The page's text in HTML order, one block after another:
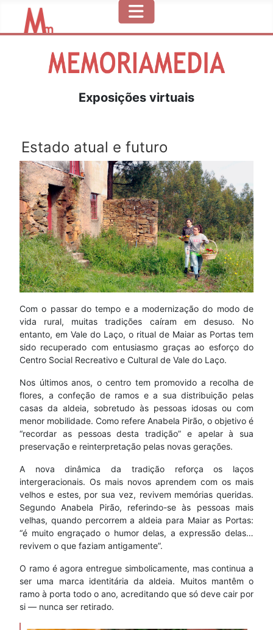
Exposições virtuais
Estado atual e futuro
Com o passar do tempo e a modernização do modo de
vida rural, muitas tradições caíram em desuso. No
entanto, em Vale do Laço, o ritual de Maiar as Portas tem
sido recuperado com entusiasmo graças ao esforço do
Centro Social Recreativo e Cultural de Vale do Laço.
Nos últimos anos, o centro tem promovido a recolha de
flores, a confeção de ramos e a sua distribuição pelas
casas da aldeia, sobretudo às pessoas idosas ou com
menor mobilidade. Como refere Anabela Pirão, o objetivo é
“recordar as pessoas desta tradição” e apelar à sua
preservação e reinterpretação pelas novas gerações.
A nova dinâmica da tradição reforça os laços
intergeracionais. Os mais novos aprendem com os mais
velhos e estes, por sua vez, revivem memórias queridas.
Segundo Anabela Pirão, referindo-se às pessoas mais
velhas, quando percorrem a aldeia para Maiar as Portas:
“é muito engraçado o humor delas, a expressão delas…
revivem o que faziam antigamente”.
O ramo é agora entregue simbolicamente, mas continua a
ser uma marca identitária da aldeia. Muitos mantêm o
ramo à porta todo o ano, acreditando que só deve cair por
si — nunca ser retirado.